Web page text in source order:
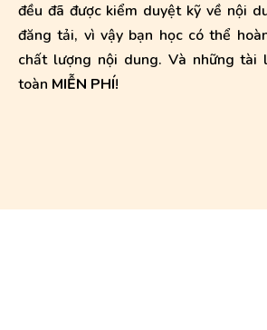
đều đã được kiểm duyệt kỹ về nội
đăng tải, vì vậy bạn học có thể
chất lượng nội dung. Và những tài
toàn MIỄN PHÍ!